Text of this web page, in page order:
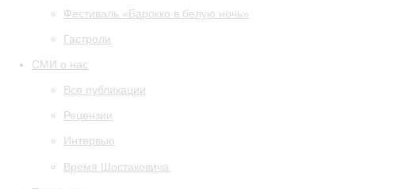
Фестиваль «Барокко в белую ночь»
Гастроли
СМИ о нас
Все публикации
Рецензии
Интервью
Время Шостаковича